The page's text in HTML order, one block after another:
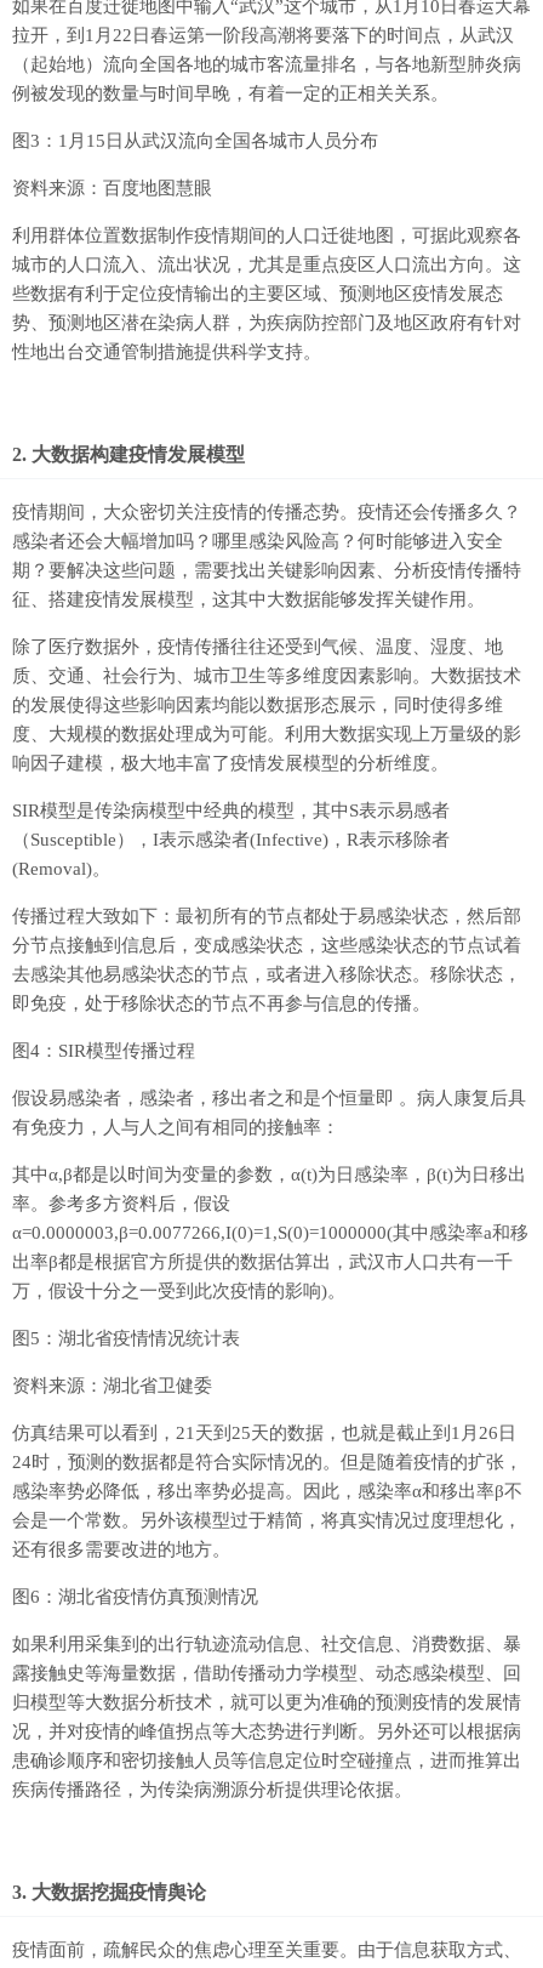
如果在百度迁徙地图中输入“武汉”这个城市，从1月10日春运大幕
拉开，到1月22日春运第一阶段高潮将要落下的时间点，从武汉
（起始地）流向全国各地的城市客流量排名，与各地新型肺炎病
例被发现的数量与时间早晚，有着一定的正相关关系。
图3：1月15日从武汉流向全国各城市人员分布
资料来源：百度地图慧眼
利用群体位置数据制作疫情期间的人口迁徙地图，可据此观察各
城市的人口流入、流出状况，尤其是重点疫区人口流出方向。这
些数据有利于定位疫情输出的主要区域、预测地区疫情发展态
势、预测地区潜在染病人群，为疾病防控部门及地区政府有针对
性地出台交通管制措施提供科学支持。
2. 大数据构建疫情发展模型
疫情期间，大众密切关注疫情的传播态势。疫情还会传播多久？
感染者还会大幅增加吗？哪里感染风险高？何时能够进入安全
期？要解决这些问题，需要找出关键影响因素、分析疫情传播特
征、搭建疫情发展模型，这其中大数据能够发挥关键作用。
除了医疗数据外，疫情传播往往还受到气候、温度、湿度、地
质、交通、社会行为、城市卫生等多维度因素影响。大数据技术
的发展使得这些影响因素均能以数据形态展示，同时使得多维
度、大规模的数据处理成为可能。利用大数据实现上万量级的影
响因子建模，极大地丰富了疫情发展模型的分析维度。
SIR模型是传染病模型中经典的模型，其中S表示易感者
（Susceptible），I表示感染者(Infective)，R表示移除者
(Removal)。
传播过程大致如下：最初所有的节点都处于易感染状态，然后部
分节点接触到信息后，变成感染状态，这些感染状态的节点试着
去感染其他易感染状态的节点，或者进入移除状态。移除状态，
即免疫，处于移除状态的节点不再参与信息的传播。
图4：SIR模型传播过程
假设易感染者，感染者，移出者之和是个恒量即 。病人康复后具
有免疫力，人与人之间有相同的接触率：
其中α,β都是以时间为变量的参数，α(t)为日感染率，β(t)为日移出
率。参考多方资料后，假设
α=0.0000003,β=0.0077266,I(0)=1,S(0)=1000000(其中感染率a和移
出率β都是根据官方所提供的数据估算出，武汉市人口共有一千
万，假设十分之一受到此次疫情的影响)。
图5：湖北省疫情情况统计表
资料来源：湖北省卫健委
仿真结果可以看到，21天到25天的数据，也就是截止到1月26日
24时，预测的数据都是符合实际情况的。但是随着疫情的扩张，
感染率势必降低，移出率势必提高。因此，感染率α和移出率β不
会是一个常数。另外该模型过于精简，将真实情况过度理想化，
还有很多需要改进的地方。
图6：湖北省疫情仿真预测情况
如果利用采集到的出行轨迹流动信息、社交信息、消费数据、暴
露接触史等海量数据，借助传播动力学模型、动态感染模型、回
归模型等大数据分析技术，就可以更为准确的预测疫情的发展情
况，并对疫情的峰值拐点等大态势进行判断。另外还可以根据病
患确诊顺序和密切接触人员等信息定位时空碰撞点，进而推算出
疾病传播路径，为传染病溯源分析提供理论依据。
3. 大数据挖掘疫情舆论
疫情面前，疏解民众的焦虑心理至关重要。由于信息获取方式、